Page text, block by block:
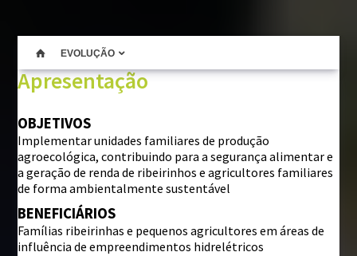
Projetos
Outras publicações
FALE CONOSCO
Perguntas frequentes
EVOLUÇÃO
Apresentação
OBJETIVOS
Implementar unidades familiares de produção
agroecológica, contribuindo para a segurança alimentar e
a geração de renda de ribeirinhos e agricultores familiares
de forma ambientalmente sustentável
BENEFICIÁRIOS
Famílias ribeirinhas e pequenos agricultores em áreas de
influência de empreendimentos hidrelétricos